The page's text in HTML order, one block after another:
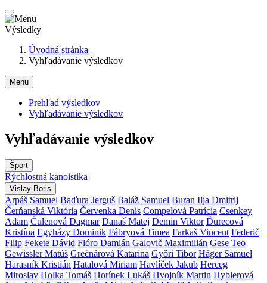
Výsledky
Úvodná stránka
Vyhľadávanie výsledkov
Menu
Prehľad výsledkov
Vyhľadávanie výsledkov
Vyhľadávanie výsledkov
Šport
Rýchlostná kanoistika
Vislay Boris
Arpáš Samuel Baďura Jerguš Baláž Samuel Buran Ilja Dmitrij
Čerňanská Viktória Červenka Denis Compelová Patrícia Csenkey
Adam Čulenová Dagmar Današ Matej Demin Viktor Ďurecová
Kristína Egyházy Dominik Fábryová Timea Farkaš Vincent Federič
Filip Fekete Dávid Flóro Damián Galovič Maximilián Gese Teo
Gewissler Matúš Grečnárová Katarína Győri Tibor Háger Samuel
Harasník Kristián Hatalová Miriam Havlíček Jakub Herceg
Miroslav Holka Tomáš Horínek Lukáš Hvojník Martin Hyblerová